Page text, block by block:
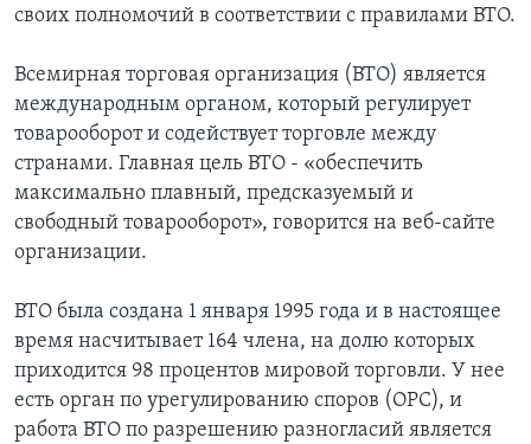
своих полномочий в соответствии с правилами ВТО.
Всемирная торговая организация (ВТО) является
международным органом, который регулирует
товарооборот и содействует торговле между
странами. Главная цель ВТО - «обеспечить
максимально плавный, предсказуемый и
свободный товарооборот», говорится на веб-сайте
организации.
ВТО была создана 1 января 1995 года и в настоящее
время насчитывает 164 члена, на долю которых
приходится 98 процентов мировой торговли. У нее
есть орган по урегулированию споров (ОРС), и
работа ВТО по разрешению разногласий является